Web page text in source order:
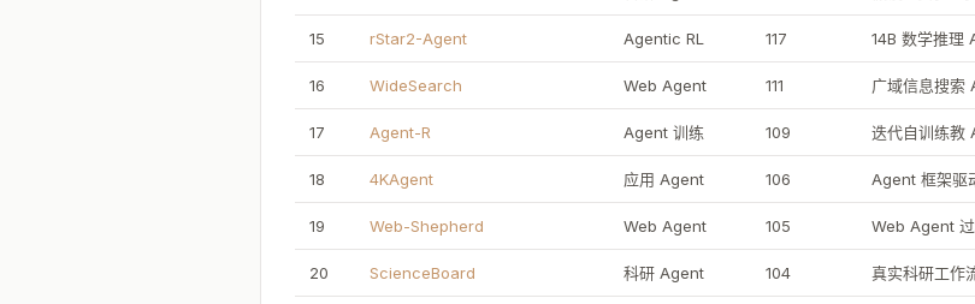
15 rStar2-Agent Agentic RL 117 14B 数学推理
16 WideSearch Web Agent 111 广域信息搜索
17 Agent-R Agent 训练 109 迭代自训练教
18 4KAgent 应用 Agent 106 Agent 框架驱
19 Web-Shepherd Web Agent 105 Web Agent
20 ScienceBoard 科研 Agent 104 真实科研工作